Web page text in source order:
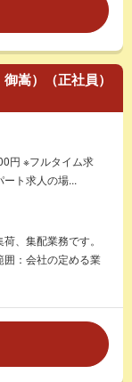
嵩）（正社員）
円 ※フルタイム求
ート求人の場...
、集配業務です。
囲：会社の定める業